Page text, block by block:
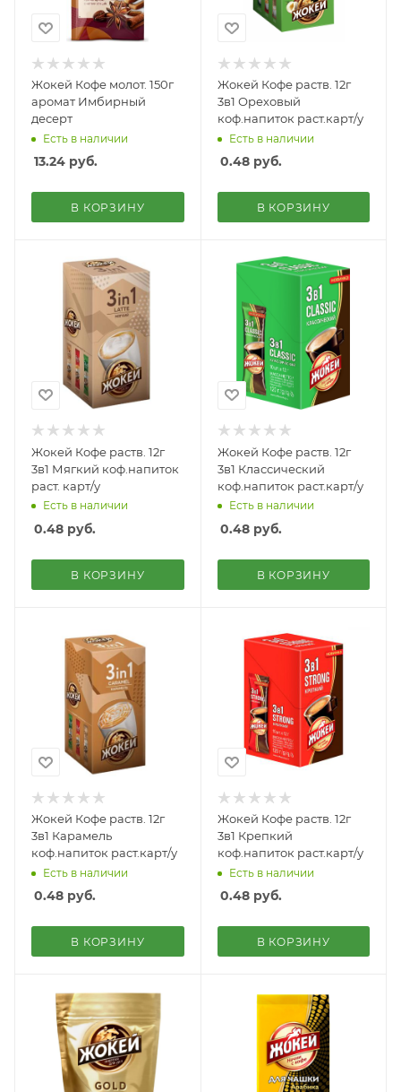
Жокей Кофе молот. 150г
аромат Имбирный
десерт
Есть в наличии
13.24 руб.
В КОРЗИНУ
Жокей Кофе раств. 12г
3в1 Ореховый
коф.напиток раст.карт/у
Есть в наличии
0.48руб.
В КОРЗИНУ
Жокей Кофе раств. 12г
3в1 Мягкий коф.напиток
раст. карт/у
Есть в наличии
0.48 руб.
В КОРЗИНУ
Жокей Кофе раств. 12г
3в1 Классический
коф.напиток раст.карт/у
Есть в наличии
0.48руб.
В КОРЗИНУ
Жокей Кофе раств. 12г
3в1 Карамель
коф.напиток раст.карт/у
Есть в наличии
0.48 руб.
В КОРЗИНУ
Жокей Кофе раств. 12г
3в1 Крепкий
коф.напиток раст.карт/у
Есть в наличии
0.48руб.
В КОРЗИНУ